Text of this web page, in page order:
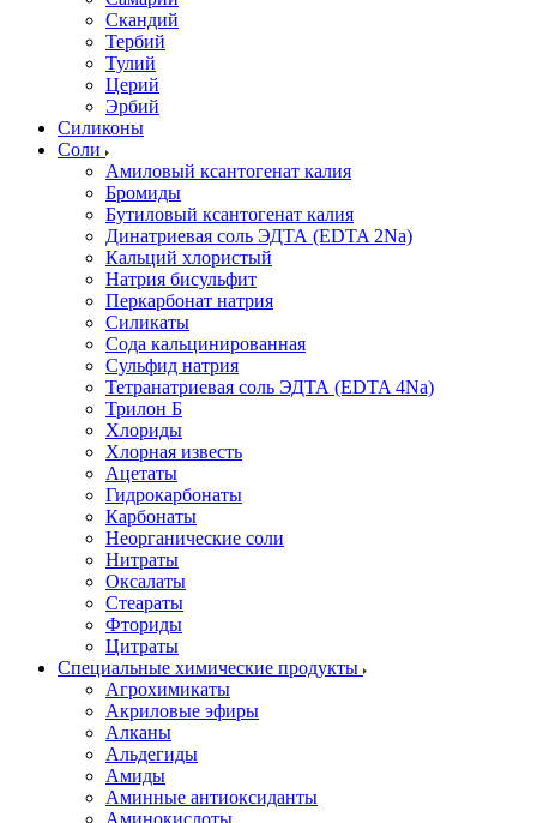
Скандий
Тербий
Тулий
Церий
Эрбий
Силиконы
Соли
Амиловый ксантогенат калия
Бромиды
Бутиловый ксантогенат калия
Динатриевая соль ЭДТА (EDTA 2Na)
Кальций хлористый
Натрия бисульфит
Перкарбонат натрия
Силикаты
Сода кальцинированная
Сульфид натрия
Тетранатриевая соль ЭДТА (EDTA 4Na)
Трилон Б
Хлориды
Хлорная известь
Ацетаты
Гидрокарбонаты
Карбонаты
Неорганические соли
Нитраты
Оксалаты
Стеараты
Фториды
Цитраты
Специальные химические продукты
Агрохимикаты
Акриловые эфиры
Алканы
Альдегиды
Амиды
Аминные антиоксиданты
Аминокислоты